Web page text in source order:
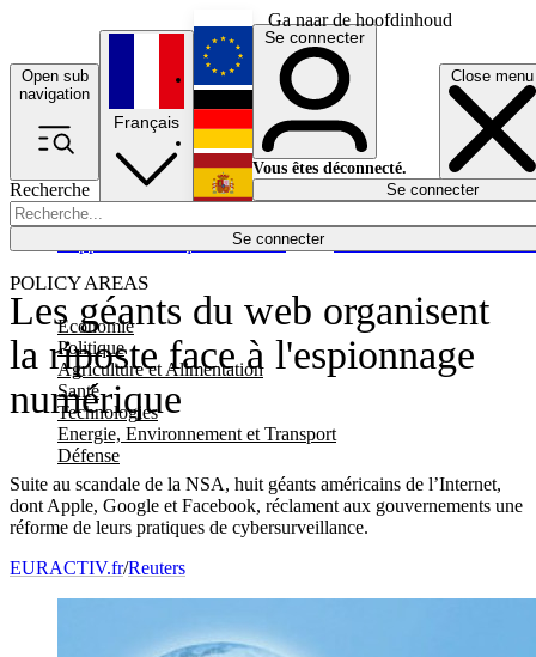
Ga naar de hoofdinhoud
Open sub
navigation
Close menu
Recherche
Se connecter
POLICY AREAS
Economie
Politique
Agriculture et Alimentation
Santé
Technologies
Energie, Environnement et Transport
Défense
Économie
Français
English
Deutsch
Español
Se connecter
Vous êtes déconnecté.
Se connecter
Les géants du web organisent
la riposte face à l'espionnage
numérique
Suite au scandale de la NSA, huit géants américains de l’Internet,
dont Apple, Google et Facebook, réclament aux gouvernements une
réforme de leurs pratiques de cybersurveillance.
EURACTIV.fr/Reuters